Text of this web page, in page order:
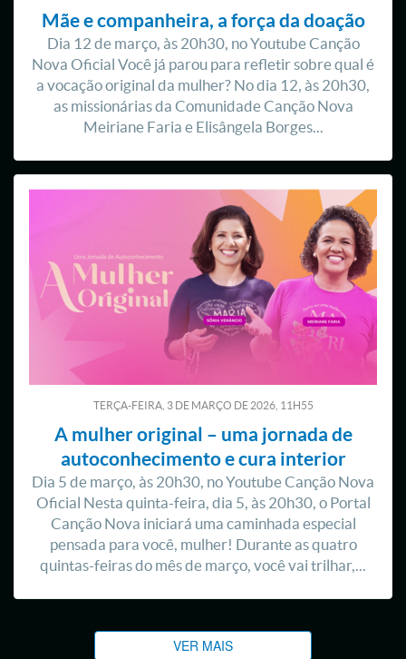
Mãe e companheira, a força da doação
Dia 12 de março, às 20h30, no Youtube Canção
Nova Oficial Você já parou para refletir sobre qual é
a vocação original da mulher? No dia 12, às 20h30,
as missionárias da Comunidade Canção Nova
Meiriane Faria e Elisângela Borges...
TERÇA-FEIRA, 3DEMARÇO DE2026, 11H55
A mulher original – uma jornada de
autoconhecimento e cura interior
Dia 5 de março, às 20h30, no Youtube Canção Nova
Oficial Nesta quinta-feira, dia 5, às 20h30, o Portal
Canção Nova iniciará uma caminhada especial
pensada para você, mulher! Durante as quatro
quintas-feiras do mês de março, você vai trilhar,...
VER MAIS